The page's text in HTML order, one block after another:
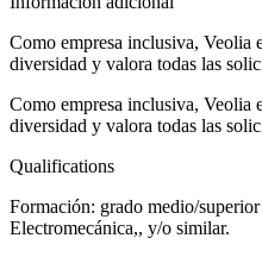
Como empresa inclusiva, Veolia
diversidad y valora todas las
Como empresa inclusiva, Veolia
diversidad y valora todas las
Qualifications
Formación: grado medio/
Electromecánica,, y/o similar.